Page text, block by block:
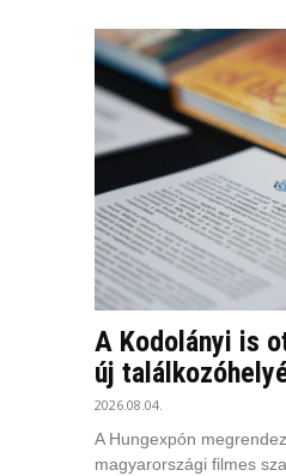
A Kodolányi is
új
2026.08.04.
A Hungexpón
magyarországi filmes